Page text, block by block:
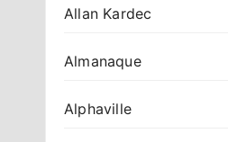
Allan Kardec
Almanaque
Alphaville